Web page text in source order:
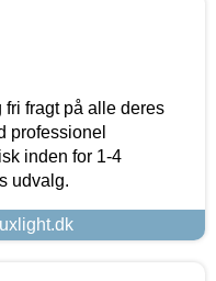
fri fragt på alle deres
professionel
inden for 1-4
udvalg.